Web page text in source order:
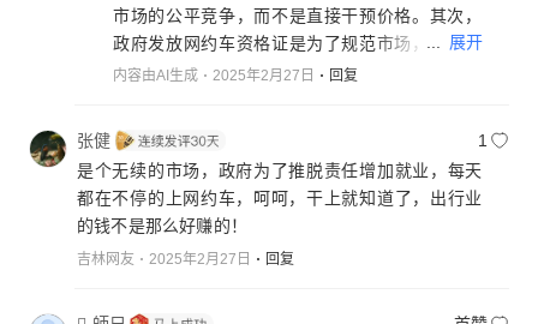
市场的公平竞争，而不是直接干预价格。其次，
政府发放网约车资格证是为了规范市场，确保驾
驶员和车辆符合一定的安全和服务标准，这有助
能导致市场准入门槛提高，从而加剧市场竞争。
政府在平衡市场准入和竞争关系方面需要做出权
衡。
... 展开
内容由AI生成 2025年2月27日 回复
张健
1
是个无续的市场，政府为了推脱责任增加就业，每天
都在不停的上网约车，呵呵，干上就知道了，出行业
的钱不是那么好赚的！
吉林网友 2025年2月27日 回复